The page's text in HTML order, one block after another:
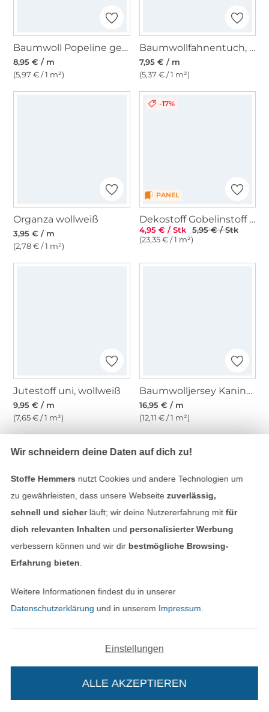
Baumwoll Popeline gelb
8,95 € / m
(5,97 € / 1 m²)
Baumwollfahnentuch, mittelgrün
7,95 € / m
(5,37 € / 1 m²)
Organza wollweiß
3,95 € / m
(2,78 € / 1 m²)
PANEL
-17%
Dekostoff Gobelinstoff Floral Easter Bunny Panel, 46 x 46 cm
4,95 € / Stk
5,95 € / Stk
(23,35 € / 1 m²)
Jutestoff uni, wollweiß
9,95 € / m
(7,65 € / 1 m²)
Baumwolljersey Kaninchen, weiß
16,95 € / m
(12,11 € / 1 m²)
(9,25 € / 1 m²)
(9,25 € / 1 m²)
Wir schneidern deine Daten auf dich zu!
Stoffe Hemmers nutzt Cookies und andere Technologien um
zu gewährleisten, dass unsere Webseite zuverlässig,
schnell und sicherläuft; wir deine Nutzererfahrung mitfür
dich relevanten Inhalten und personalisierter Werbung
verbessern können und wir dir bestmögliche Browsing-
Erfahrung bieten
Weitere Informationen findest du in unserer
Datenschutzerklärung und in unserem Impressum
Einstellungen
ALLE AKZEPTIEREN